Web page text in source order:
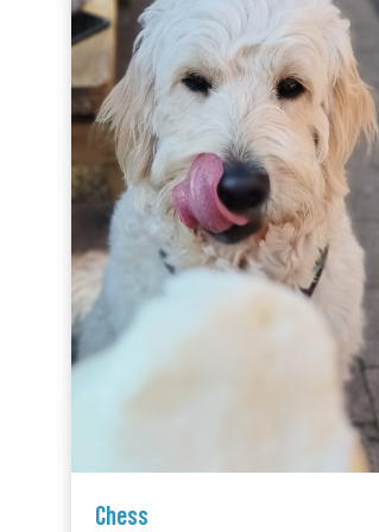
Chess